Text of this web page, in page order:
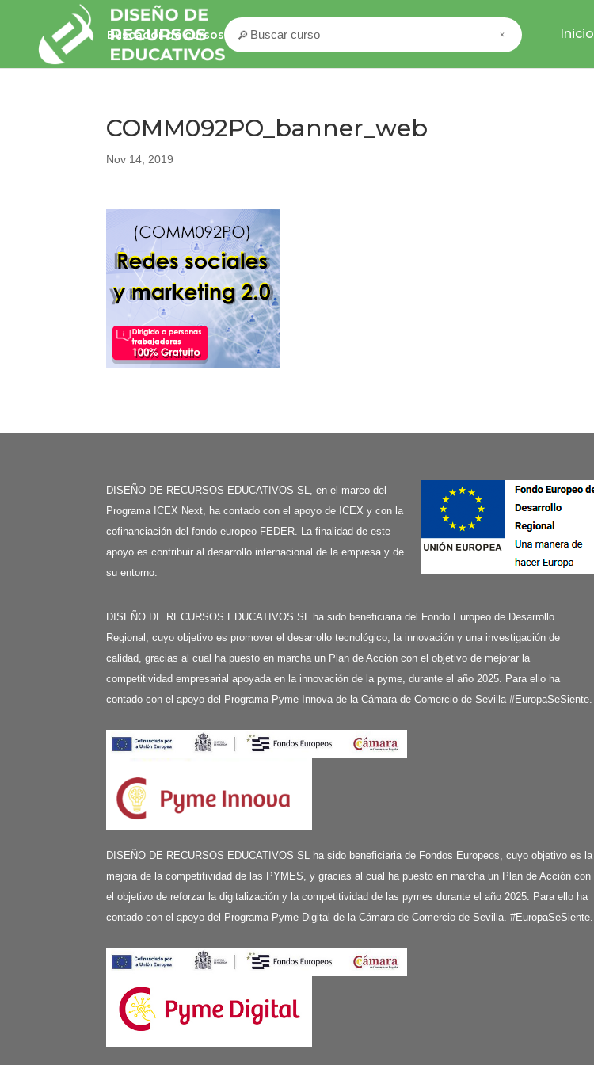
Buscador de cursos 🔎 × Inicio
COMM092PO_banner_web
Nov 14, 2019
DISEÑO DE RECURSOS EDUCATIVOS SL, en el marco del
Programa ICEX Next, ha contado con el apoyo de ICEX y con la
cofinanciación del fondo europeo FEDER. La finalidad de este
apoyo es contribuir al desarrollo internacional de la empresa y de
su entorno.
DISEÑO DE RECURSOS EDUCATIVOS SL ha sido beneficiaria del Fondo Europeo de Desarrollo
Regional, cuyo objetivo es promover el desarrollo tecnológico, la innovación y una investigación de
calidad, gracias al cual ha puesto en marcha un Plan de Acción con el objetivo de mejorar la
competitividad empresarial apoyada en la innovación de la pyme, durante el año 2025. Para ello ha
contado con el apoyo del Programa Pyme Innova de la Cámara de Comercio de Sevilla #EuropaSeSiente.
DISEÑO DE RECURSOS EDUCATIVOS SL ha sido beneficiaria de Fondos Europeos, cuyo objetivo es la
mejora de la competitividad de las PYMES, y gracias al cual ha puesto en marcha un Plan de Acción con
el objetivo de reforzar la digitalización y la competitividad de las pymes durante el año 2025. Para ello ha
contado con el apoyo del Programa Pyme Digital de la Cámara de Comercio de Sevilla. #EuropaSeSiente.